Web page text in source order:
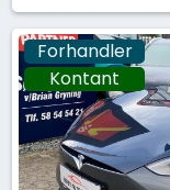
Kontant
Forhandler